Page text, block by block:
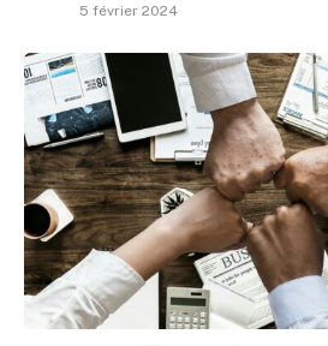
5 février 2024